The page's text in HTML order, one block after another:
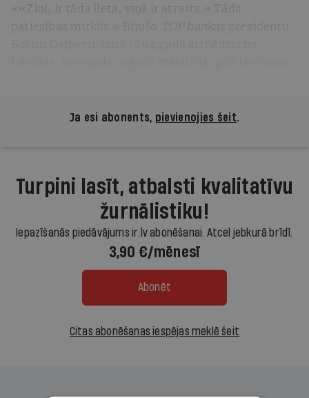
««Zini, ir tāda lieta, viņš ir atrasts.» Tāds
Ja esi abonents, pievienojies šeit.
Turpini lasīt, atbalsti kvalitatīvu
žurnālistiku!
Iepazīšanās piedāvājums ir.lv abonēšanai. Atcel jebkurā brīdī.
3,90 €/mēnesī
Abonēt
Citas abonēšanas iespējas meklē šeit